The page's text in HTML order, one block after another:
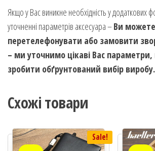
Якщо у Вас виникне необхідність у додаткових
уточненні параметрів аксесуара –Ви
перетелефонувати або замовити
– ми уточнимо цікаві Вас
зробити обґрунтований вибір виробу.
Схожі товари
Sale!